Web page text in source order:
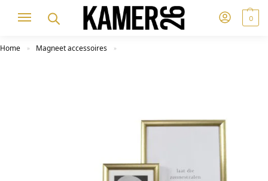
0
Home » Magneet accessoires »